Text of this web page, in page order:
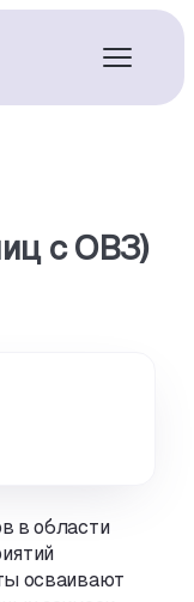
с ОВЗ)
в области
осваивают